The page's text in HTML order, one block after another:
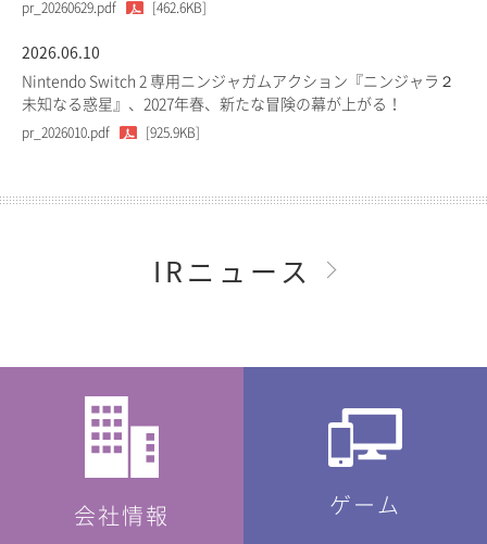
pr_20260629.pdf [462.6KB]
2026.06.10
Nintendo Switch 2 専用ニンジャガムアクション『ニンジャラ２
未知なる惑星』、2027年春、新たな冒険の幕が上がる！
pr_2026010.pdf [925.9KB]
IRニュース
会社情報
ゲーム